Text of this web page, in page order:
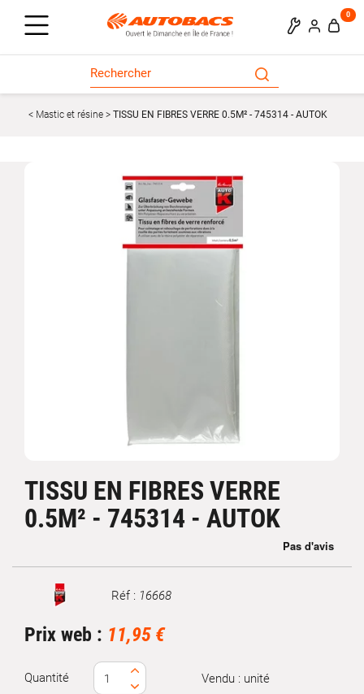
0
Mastic et résine TISSU EN FIBRES VERRE 0.5M² - 745314 - AUTOK
TISSU EN FIBRES VERRE
0.5M² - 745314 - AUTOK
Marque Réf : 16668
Prix web : 11,95 €
Quantité Vendu : unité